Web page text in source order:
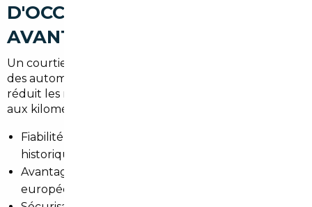
D'OCCASION (FIABILITÉ,
AVANTAGES, SÉCURISATION)
Un courtier local connaît le territoire et les attentes
des automobilistes du Val-d'Oise. Il sécurise l'achat et
réduit les risques liés aux annonces frauduleuses ou
aux kilométrages trafiqués.
Fiabilité : contrôles techniques approfondis et
historique vérifié.
Avantages : accès à un réseau de vendeurs
européens et prix négociés.